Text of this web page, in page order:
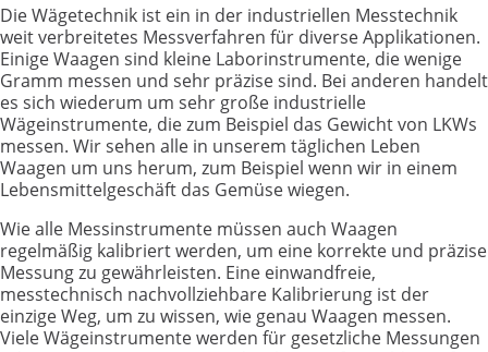
Die Wägetechnik ist ein in der industriellen Messtechnik
weit verbreitetes Messverfahren für diverse Applikationen.
Einige Waagen sind kleine Laborinstrumente, die wenige
Gramm messen und sehr präzise sind. Bei anderen handelt
es sich wiederum um sehr große industrielle
Wägeinstrumente, die zum Beispiel das Gewicht von LKWs
messen. Wir sehen alle in unserem täglichen Leben
Waagen um uns herum, zum Beispiel wenn wir in einem
Lebensmittelgeschäft das Gemüse wiegen.
Wie alle Messinstrumente müssen auch Waagen
regelmäßig kalibriert werden, um eine korrekte und präzise
Messung zu gewährleisten. Eine einwandfreie,
messtechnisch nachvollziehbare Kalibrierung ist der
einzige Weg, um zu wissen, wie genau Waagen messen.
Viele Wägeinstrumente werden für gesetzliche Messungen